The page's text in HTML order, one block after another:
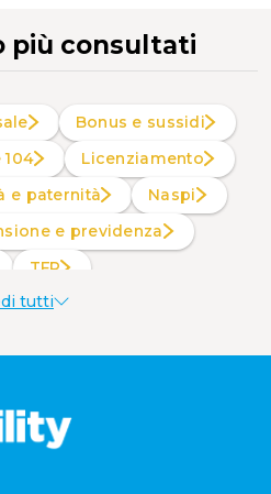
più consultati
Bonus e sussidi
104
Licenziamento
e paternità
Naspi
e previdenza
TFR
tutti